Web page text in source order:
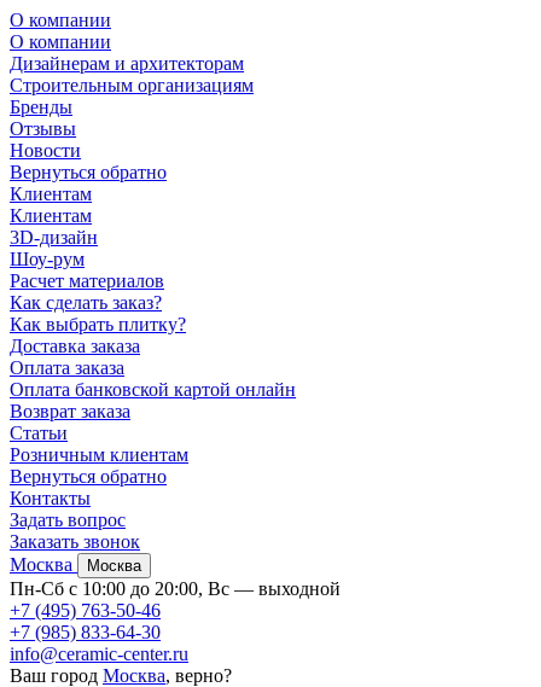
О компании
О компании
Дизайнерам и архитекторам
Строительным организациям
Бренды
Отзывы
Новости
Вернуться обратно
Клиентам
Клиентам
3D-дизайн
Шоу-рум
Расчет материалов
Как сделать заказ?
Как выбрать плитку?
Доставка заказа
Оплата заказа
Оплата банковской картой онлайн
Возврат заказа
Статьи
Розничным клиентам
Вернуться обратно
Контакты
Задать вопрос
Заказать звонок
Москва
Москва
Пн-Сб с 10:00 до 20:00, Вс — выходной
+7 (495) 763-50-46
+7 (985) 833-64-30
info@ceramic-center.ru
Ваш город Москва, верно?